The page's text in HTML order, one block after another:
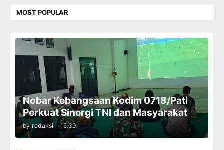
MOST POPULAR
Nobar Kebangsaan Kodim 0718/Pati
Perkuat Sinergi TNI dan Masyarakat
by redaksi - 15.39